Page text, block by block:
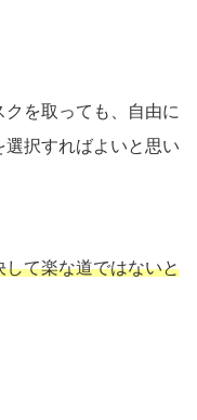
を取っても、自由に
択すればよいと思い
て楽な道ではないと